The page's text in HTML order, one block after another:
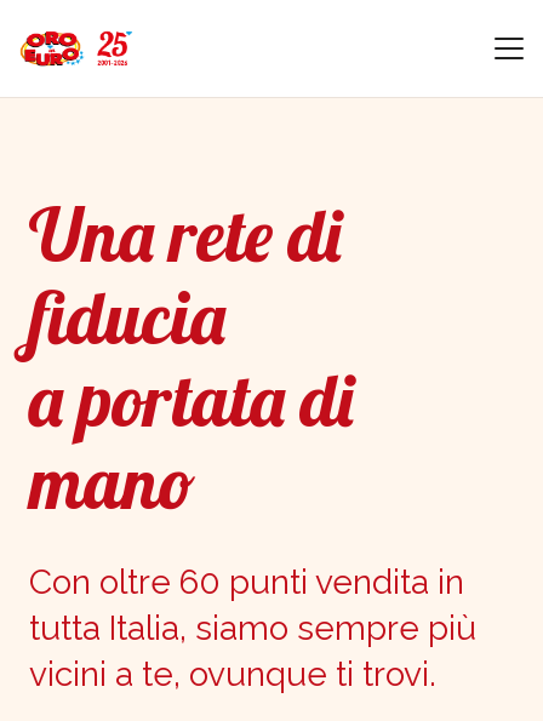
Una rete di
fiducia
a portata di
mano
Con oltre 60 punti vendita in
tutta Italia, siamo sempre più
vicini a te, ovunque ti trovi.